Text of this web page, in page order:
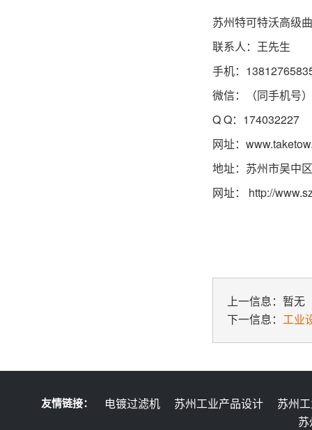
苏州特可特沃高级
联系人：王先生
手机：
微信：（同手机号）
Q Q：174032227
网址：
地址：苏州市吴中
网址： http://
上一信息：暂无
下一信息： 工业
友情链接： 电镀过滤机 苏州工业产品设计
苏州